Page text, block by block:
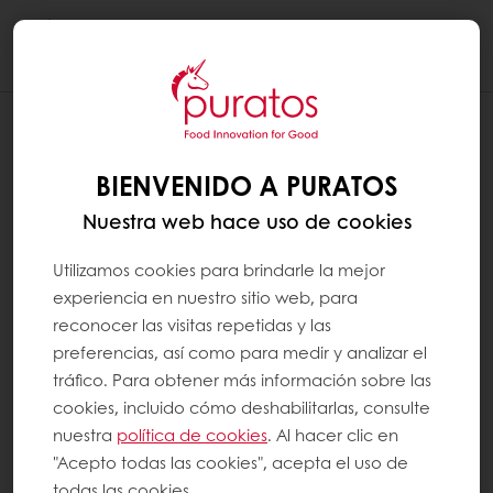
¿QUÉ ES EL PAN INTEGRAL?
El pan integral es un tipo de pan que se
elabora parcial o totalmente con harinas
integrales. Las harinas se consideran
integrales si contienen las tres partes
diferentes de un grano entero (el salvado
rico en fibra, el endosperm y el germen
denso en nutrientes) en proporciones
adecuadas. En algunos países, para que un
pan se llame “entero”, debe contener una
BIENVENIDO A PURATOS
Nuestra web hace uso de cookies
Utilizamos cookies para brindarle la mejor
experiencia en nuestro sitio web, para
reconocer las visitas repetidas y las
preferencias, así como para medir y analizar el
tráfico. Para obtener más información sobre las
cookies, incluido cómo deshabilitarlas, consulte
nuestra política de cookies. Al hacer clic en
"Acepto todas las cookies", acepta el uso de